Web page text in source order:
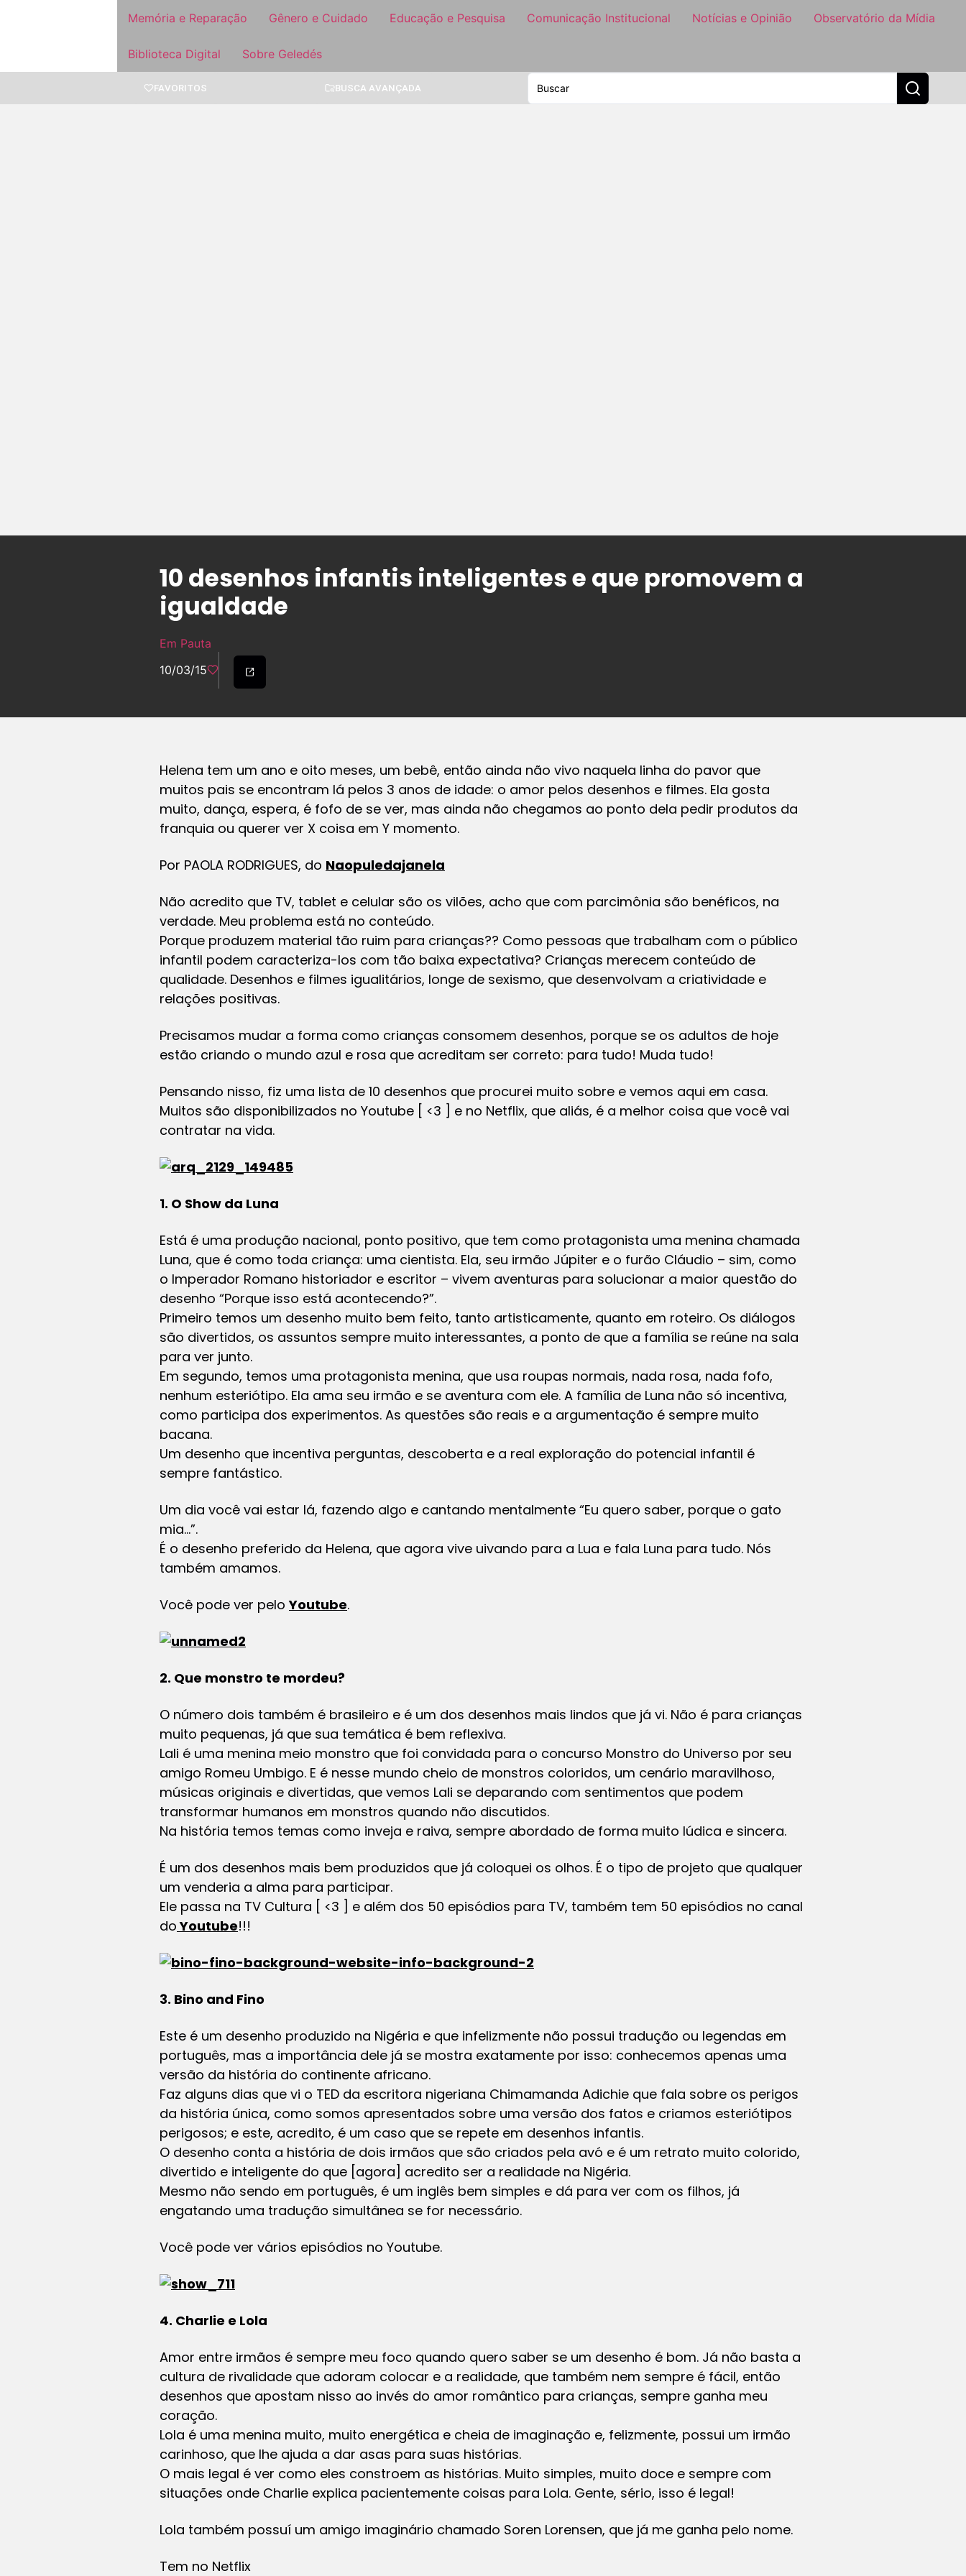
Memória e Reparação Gênero e Cuidado Educação e Pesquisa Comunicação Institucional Notícias e Opinião Observatório da Mídia
Biblioteca Digital Sobre Geledés
FAVORITOS BUSCA AVANÇADA
10 desenhos infantis inteligentes e que promovem a
igualdade
Em Pauta
10/03/15
Helena tem um ano e oito meses, um bebê, então ainda não vivo naquela linha do pavor que
muitos pais se encontram lá pelos 3 anos de idade: o amor pelos desenhos e filmes. Ela gosta
muito, dança, espera, é fofo de se ver, mas ainda não chegamos ao ponto dela pedir produtos da
franquia ou querer ver X coisa em Y momento.
Por PAOLA RODRIGUES, do Naopuledajanela
Não acredito que TV, tablet e celular são os vilões, acho que com parcimônia são benéficos, na
verdade. Meu problema está no conteúdo.
Porque produzem material tão ruim para crianças?? Como pessoas que trabalham com o público
infantil podem caracteriza-los com tão baixa expectativa? Crianças merecem conteúdo de
qualidade. Desenhos e filmes igualitários, longe de sexismo, que desenvolvam a criatividade e
relações positivas.
Precisamos mudar a forma como crianças consomem desenhos, porque se os adultos de hoje
estão criando o mundo azul e rosa que acreditam ser correto: para tudo! Muda tudo!
Pensando nisso, fiz uma lista de 10 desenhos que procurei muito sobre e vemos aqui em casa.
Muitos são disponibilizados no Youtube [ <3 ] e no Netflix, que aliás, é a melhor coisa que você vai
contratar na vida.
1. O Show da Luna
Está é uma produção nacional, ponto positivo, que tem como protagonista uma menina chamada
Luna, que é como toda criança: uma cientista. Ela, seu irmão Júpiter e o furão Cláudio – sim, como
o Imperador Romano historiador e escritor – vivem aventuras para solucionar a maior questão do
desenho “Porque isso está acontecendo?”.
Primeiro temos um desenho muito bem feito, tanto artisticamente, quanto em roteiro. Os diálogos
são divertidos, os assuntos sempre muito interessantes, a ponto de que a família se reúne na sala
para ver junto.
Em segundo, temos uma protagonista menina, que usa roupas normais, nada rosa, nada fofo,
nenhum esteriótipo. Ela ama seu irmão e se aventura com ele. A família de Luna não só incentiva,
como participa dos experimentos. As questões são reais e a argumentação é sempre muito
bacana.
Um desenho que incentiva perguntas, descoberta e a real exploração do potencial infantil é
sempre fantástico.
Um dia você vai estar lá, fazendo algo e cantando mentalmente “Eu quero saber, porque o gato
mia…”.
É o desenho preferido da Helena, que agora vive uivando para a Lua e fala Luna para tudo. Nós
também amamos.
Você pode ver peloYoutube.
2. Que monstro te mordeu?
O número dois também é brasileiro e é um dos desenhos mais lindos que já vi. Não é para crianças
muito pequenas, já que sua temática é bem reflexiva.
Lali é uma menina meio monstro que foi convidada para o concurso Monstro do Universo por seu
amigo Romeu Umbigo. E é nesse mundo cheio de monstros coloridos, um cenário maravilhoso,
músicas originais e divertidas, que vemos Lali se deparando com sentimentos que podem
transformar humanos em monstros quando não discutidos.
Na história temos temas como inveja e raiva, sempre abordado de forma muito lúdica e sincera.
É um dos desenhos mais bem produzidos que já coloquei os olhos. É o tipo de projeto que qualquer
um venderia a alma para participar.
Ele passa na TV Cultura [ <3 ] e além dos 50 episódios para TV, também tem 50 episódios no canal
doYoutube!!!
3. Bino and Fino
Este é um desenho produzido na Nigéria e que infelizmente não possui tradução ou legendas em
português, mas a importância dele já se mostra exatamente por isso: conhecemos apenas uma
versão da história do continente africano.
Faz alguns dias que vi o TED da escritora nigeriana Chimamanda Adichie que fala sobre os perigos
da história única, como somos apresentados sobre uma versão dos fatos e criamos esteriótipos
perigosos; e este, acredito, é um caso que se repete em desenhos infantis.
O desenho conta a história de dois irmãos que são criados pela avó e é um retrato muito colorido,
divertido e inteligente do que [agora] acredito ser a realidade na Nigéria.
Mesmo não sendo em português, é um inglês bem simples e dá para ver com os filhos, já
engatando uma tradução simultânea se for necessário.
Você pode ver vários episódios no Youtube.
4. Charlie e Lola
Amor entre irmãos é sempre meu foco quando quero saber se um desenho é bom. Já não basta a
cultura de rivalidade que adoram colocar e a realidade, que também nem sempre é fácil, então
desenhos que apostam nisso ao invés do amor romântico para crianças, sempre ganha meu
coração.
Lola é uma menina muito, muito energética e cheia de imaginação e, felizmente, possui um irmão
carinhoso, que lhe ajuda a dar asas para suas histórias.
O mais legal é ver como eles constroem as histórias. Muito simples, muito doce e sempre com
situações onde Charlie explica pacientemente coisas para Lola. Gente, sério, isso é legal!
Lola também possuí um amigo imaginário chamado Soren Lorensen, que já me ganha pelo nome.
Tem no Netflix